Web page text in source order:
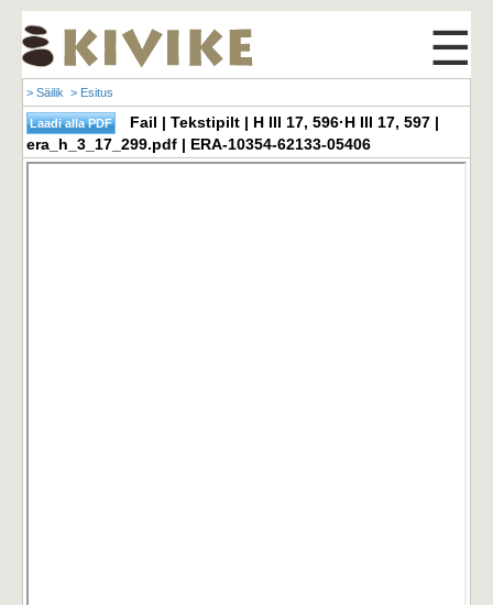
☰
> Säilik > Esitus
Fail | Tekstipilt | H III 17, 596·H III 17, 597 |
era_h_3_17_299.pdf | ERA-10354-62133-05406